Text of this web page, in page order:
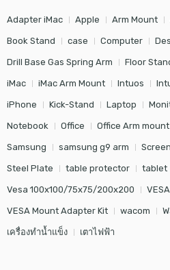
Adapter iMac Apple Arm Mount
Book Stand case Computer
Drill Base Gas Spring Arm Floor
iMac iMac Arm Mount Intuos
iPhone Kick-Stand Laptop
Notebook Office Office Arm mount
Samsung samsung g9 arm Screen
Steel Plate table protector tablet
Vesa 100x100/75x75/200x200
VESA Mount Adapter Kit wacom
เครื่องทำน้ำแข็ง เตาไฟฟ้า